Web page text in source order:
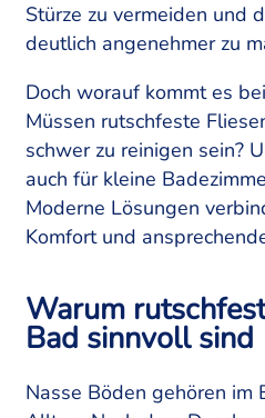
Stürze zu vermeiden und
deutlich angenehmer zu
Doch worauf kommt es
Müssen rutschfeste
schwer zu reinigen sein?
auch für kleine
Moderne Lösungen
Komfort und
Warum
Bad sinnvoll sind
Nasse Böden gehören im